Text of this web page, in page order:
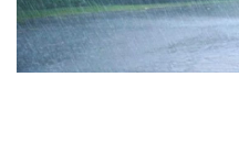
खेल
टेक न्यूज